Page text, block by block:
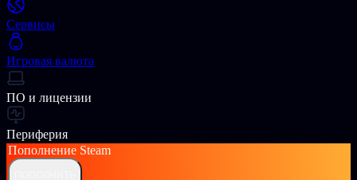
Сервисы
Игровая валюта
ПО и лицензии
Периферия
Пополнение Steam